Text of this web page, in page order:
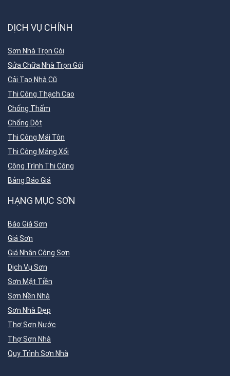
DỊCH VỤ CHÍNH
Sơn Nhà Trọn Gói
Sửa Chữa Nhà Trọn Gói
Cải Tạo Nhà Cũ
Thi Công Thạch Cao
Chống Thấm
Chống Dột
Thi Công Mái Tôn
Thi Công Máng Xối
Công Trình Thi Công
Bảng Báo Giá
HẠNG MỤC SƠN
Báo Giá Sơn
Giá Sơn
Giá Nhân Công Sơn
Dịch Vụ Sơn
Sơn Mặt Tiền
Sơn Nền Nhà
Sơn Nhà Đẹp
Thợ Sơn Nước
Thợ Sơn Nhà
Quy Trình Sơn Nhà